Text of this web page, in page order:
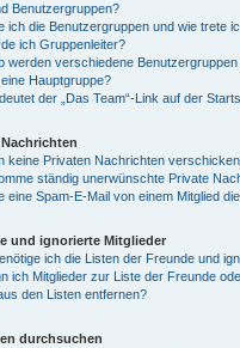
Benutzergruppen?
ich die Benutzergruppen und wie trete
ich Gruppenleiter?
werden verschiedene
Hauptgruppe?
der „Das Team“-Link auf der
keine Privaten Nachrichten
ständig unerwünschte Private
eine Spam-E-Mail von einem Mitglied
und ignorierte Mitglieder
ich die Listen der Freunde und
ich Mitglieder zur Liste der Freunde
den Listen entfernen?
durchsuchen